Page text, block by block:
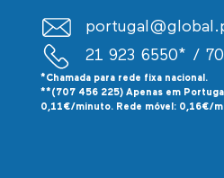
21 923 6550* /
*Chamada para rede fixa nacional.
**(707 456 225) Apenas em
0,11€/minuto. Rede móvel: 0,16€/